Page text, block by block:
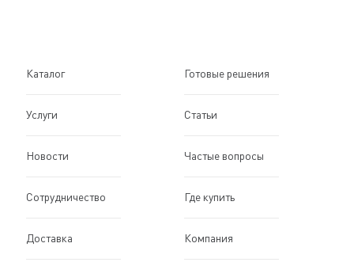
Каталог Готовые решения
Услуги Статьи
Новости Частые вопросы
Сотрудничество Где купить
Доставка Компания